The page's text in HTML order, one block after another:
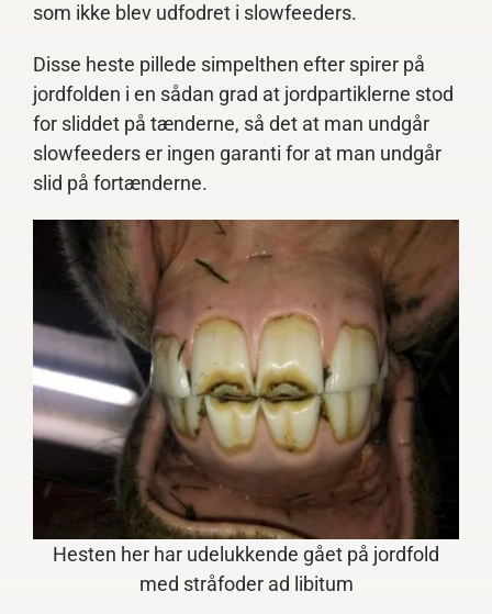
som ikke blev udfodret i slowfeeders.
Disse heste pillede simpelthen efter spirer på
jordfolden i en sådan grad at jordpartiklerne stod
for sliddet på tænderne, så det at man undgår
slowfeeders er ingen garanti for at man undgår
slid på fortænderne.
Hesten her har udelukkende gået på jordfold
med stråfoder ad libitum